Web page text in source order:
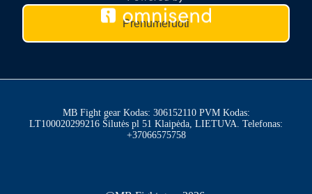
Prenumeruoti
MB Fight gear Kodas: 306152110 PVM Kodas:
LT100020299216 Šilutės pl 51 Klaipėda, LIETUVA. Telefonas:
+37066575758